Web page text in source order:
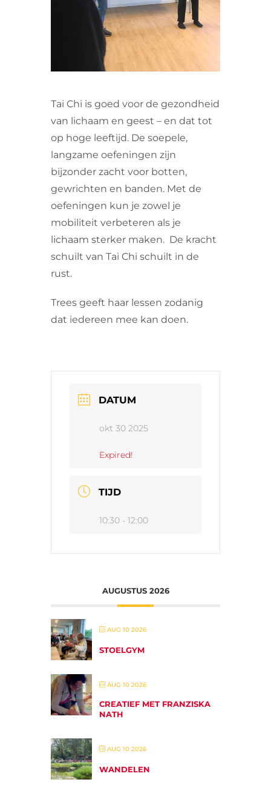
Tai Chi is goed voor de gezondheid
van lichaam en geest – en dat tot
op hoge leeftijd. De soepele,
langzame oefeningen zijn
bijzonder zacht voor botten,
gewrichten en banden. Met de
oefeningen kun je zowel je
mobiliteit verbeteren als je
lichaam sterker maken. De kracht
schuilt van Tai Chi schuilt in de
rust.
Trees geeft haar lessen zodanig
dat iedereen mee kan doen.
DATUM
okt 30 2025
Expired!
TIJD
10:30 - 12:00
AUGUSTUS 2026
AUG 10 2026
STOELGYM
AUG 10 2026
CREATIEF MET FRANZISKA
NATH
AUG 10 2026
WANDELEN